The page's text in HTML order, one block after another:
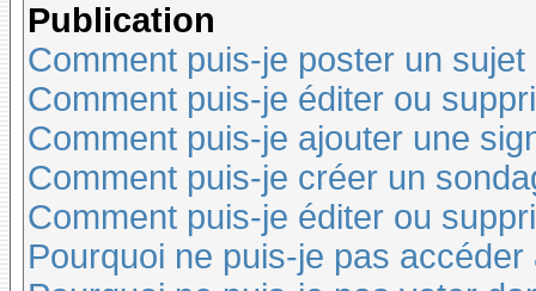
Publication
Comment puis-je poster un
Comment puis-je éditer ou
Comment puis-je ajouter une
Comment puis-je créer un
Comment puis-je éditer ou
Pourquoi ne puis-je pas accéder